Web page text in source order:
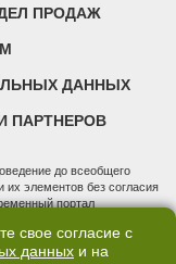
ПРОДАЖ
ДАННЫХ
ПАРТНЕРОВ
до всеобщего
элементов без согласия
портал
и массовых коммуникаций
76634 от 02.09.2019
свое согласие с
данных и на